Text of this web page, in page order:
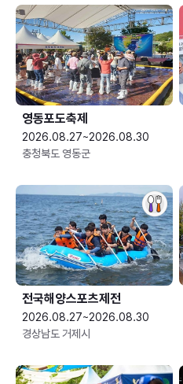
영동포도축제
2026.08.27~2026.08.30
충청북도 영동군
전국해양스포츠제전
2026.08.27~2026.08.30
경상남도 거제시